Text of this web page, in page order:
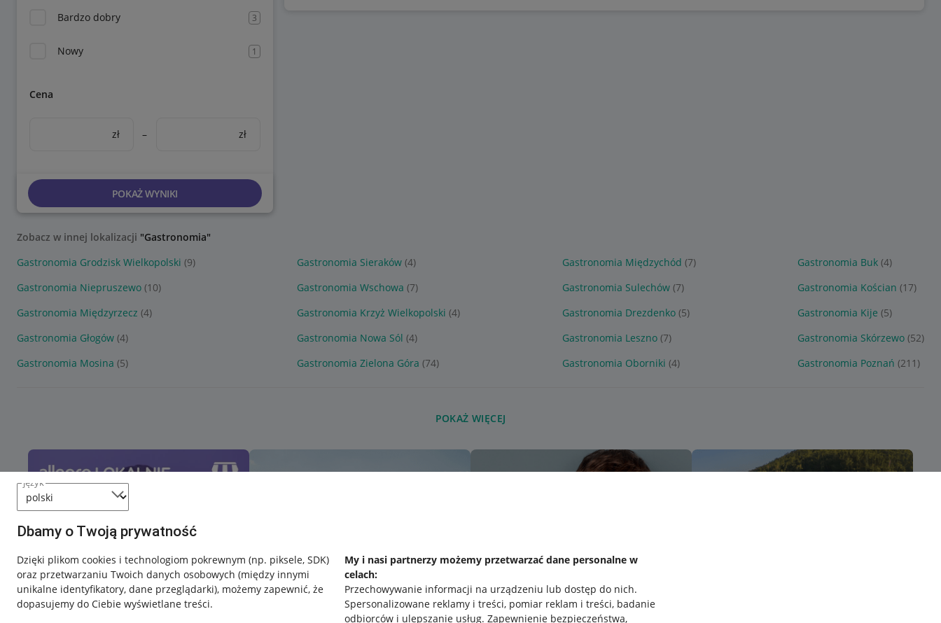
język
Dbamy o Twoją prywatność
Dzięki plikom cookies i technologiom pokrewnym (np. piksele, SDK)
oraz przetwarzaniu Twoich danych osobowych (między innymi
unikalne identyfikatory, dane przeglądarki), możemy zapewnić, że
dopasujemy do Ciebie wyświetlane treści.
My i nasi partnerzy możemy przetwarzać dane personalne w
celach:
Przechowywanie informacji na urządzeniu lub dostęp do nich.
Spersonalizowane reklamy i treści, pomiar reklam i treści, badanie
odbiorców i ulepszanie usług. Zapewnienie bezpieczeństwa,
Bardzo dobry 3
Nowy 1
Cena
zł – zł
POKAŻ WYNIKI
Zobacz w innej lokalizacji "Gastronomia"
Gastronomia Grodzisk Wielkopolski (9) Gastronomia Sieraków (4) Gastronomia Międzychód (7) Gastronomia Buk (4)
Gastronomia Niepruszewo (10) Gastronomia Wschowa (7) Gastronomia Sulechów (7) Gastronomia Kościan (17)
Gastronomia Międzyrzecz (4) Gastronomia Krzyż Wielkopolski (4) Gastronomia Drezdenko (5) Gastronomia Kije (5)
Gastronomia Głogów (4) Gastronomia Nowa Sól (4) Gastronomia Leszno (7) Gastronomia Skórzewo (52)
Gastronomia Mosina (5) Gastronomia Zielona Góra (74) Gastronomia Oborniki (4) Gastronomia Poznań (211)
POKAŻ WIĘCEJ